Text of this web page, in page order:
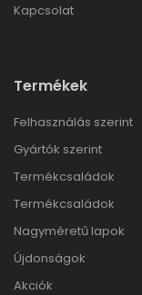
Kapcsolat
Termékek
Felhasználás szerint
Gyártók szerint
Termékcsaládok
Termékcsaládok
Nagyméretű lapok
Újdonságok
Akciók